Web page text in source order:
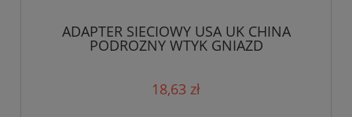
ADAPTER SIECIOWY USA UK CHINA
PODROZNY WTYK GNIAZD
18,63 zł